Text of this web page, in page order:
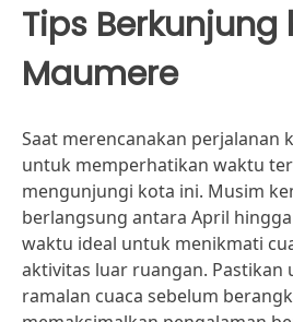
Tips Berkunjung
Maumere
Saat merencanakan perjalanan
untuk memperhatikan waktu
mengunjungi kota ini. Musim
berlangsung antara April
waktu ideal untuk menikmati
aktivitas luar ruangan. Pastikan
ramalan cuaca sebelum